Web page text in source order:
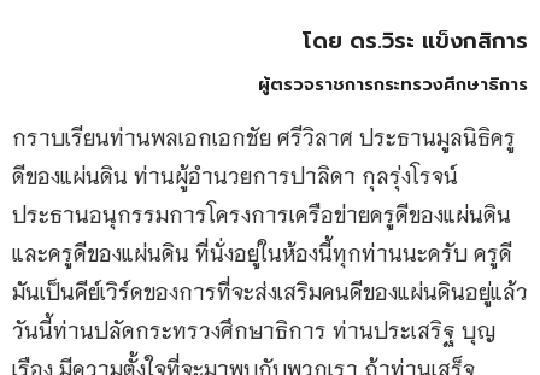
โดย ดร.วิระ แข็งกสิการ
ผู้ตรวจราชการกระทรวงศึกษาธิการ
กราบเรียนท่านพลเอกเอกชัย ศรีวิลาศ ประธานมูลนิธิครู
ดีของแผ่นดิน ท่านผู้อำนวยการปาลิดา กุลรุ่งโรจน์
ประธานอนุกรรมการโครงการเครือข่ายครูดีของแผ่นดิน
และครูดีของแผ่นดิน ที่นั่งอยู่ในห้องนี้ทุกท่านนะครับ ครูดี
มันเป็นคีย์เวิร์ดของการที่จะส่งเสริมคนดีของแผ่นดินอยู่แล้ว
วันนี้ท่านปลัดกระทรวงศึกษาธิการ ท่านประเสริฐ บุญ
เรือง มีความตั้งใจที่จะมาพบกับพวกเรา ถ้าท่านเสร็จ